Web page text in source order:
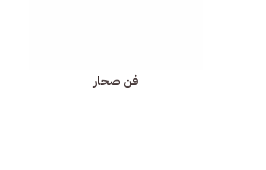
فن صحار